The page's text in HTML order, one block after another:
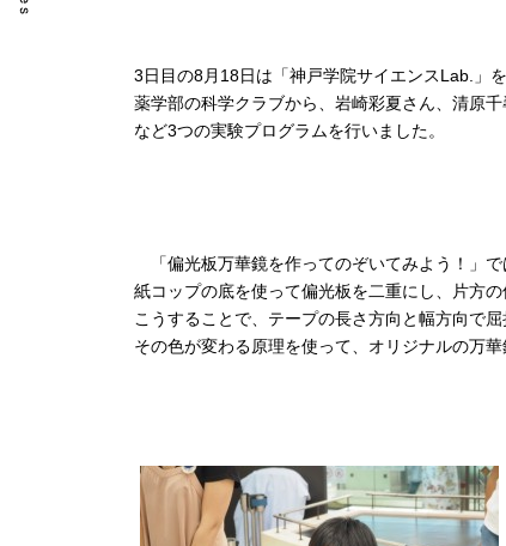
3日目の8月18日は「神戸学院サイエンスLab.」
薬学部の科学クラブから、岩崎彩夏さん、清原
など3つの実験プログラムを行いました。
「偏光板万華鏡を作ってのぞいてみよう！」で
紙コップの底を使って偏光板を二重にし、片方
こうすることで、テープの長さ方向と幅方向で
その色が変わる原理を使って、オリジナルの万華